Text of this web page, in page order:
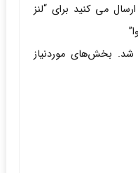
می کنید برای “لنز
شد. بخش‌های موردنیاز